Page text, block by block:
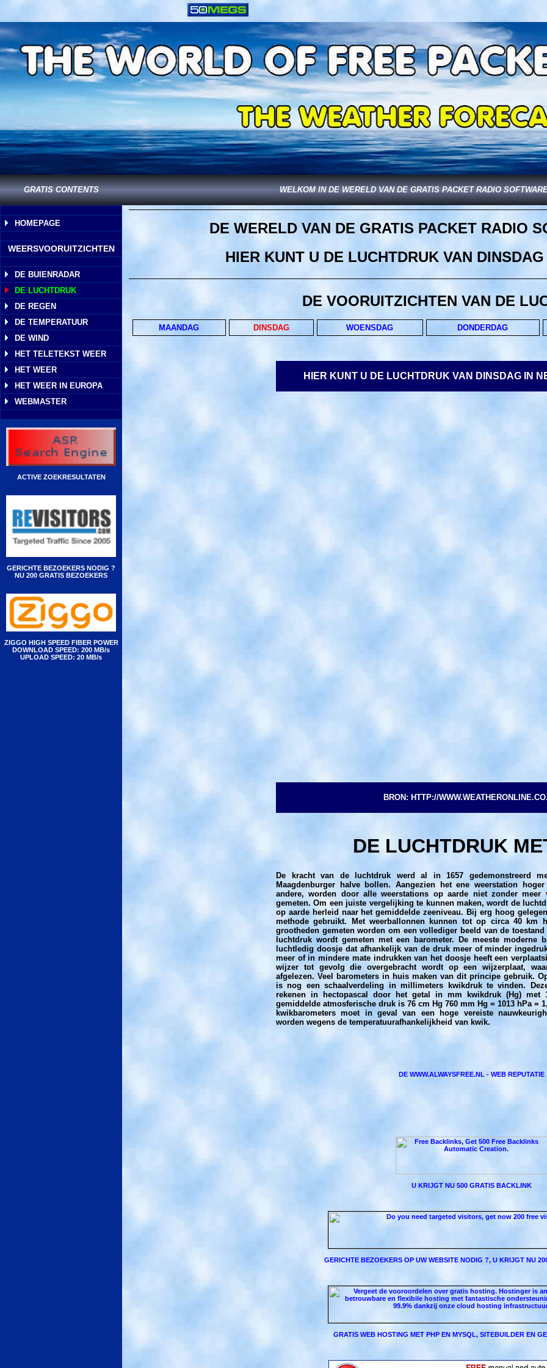
GRATIS CONTENTS WELKOM IN DE WERELD VAN DE GRATIS PACKET RADIO
HOMEPAGE
WEERSVOORUITZICHTEN
DE BUIENRADAR
DE LUCHTDRUK
DE REGEN
DE TEMPERATUUR
DE WIND
HET TELETEKST WEER
HET WEER
HET WEER IN EUROPA
WEBMASTER
ACTIVE ZOEKRESULTATEN
GERICHTE BEZOEKERS NODIG ?
NU 200 GRATIS BEZOEKERS
ZIGGO HIGH SPEED FIBER POWER
DOWNLOAD SPEED: 200 MB/s
UPLOAD SPEED: 20 MB/s
DE WERELD VAN DE GRATIS PACKET RADIO
HIER KUNT U DE LUCHTDRUK VAN
DE VOORUITZICHTEN VAN DE
MAANDAG DINSDAG WOENSDAG DONDERDAG
HIER KUNT U DE LUCHTDRUK VAN DINSDAG IN
BRON: HTTP://
DE LUCHTDRUK
De kracht van de luchtdruk werd al in 1657 gedemonstreerd
Maagdenburger halve bollen. Aangezien het ene weerstation
andere, worden door alle weerstations op aarde niet zonder meer
gemeten. Om een juiste vergelijking te kunnen maken, wordt de
op aarde herleid naar het gemiddelde zeeniveau. Bij erg hoog
methode gebruikt. Met weerballonnen kunnen tot op circa 40 km
grootheden gemeten worden om een vollediger beeld van de
luchtdruk wordt gemeten met een barometer. De meeste moderne
luchtledig doosje dat afhankelijk van de druk meer of minder
meer of in mindere mate indrukken van het doosje heeft een
wijzer tot gevolg die overgebracht wordt op een wijzerplaat,
afgelezen. Veel barometers in huis maken van dit principe gebruik.
is nog een schaalverdeling in millimeters kwikdruk te vinden.
rekenen in hectopascal door het getal in mm kwikdruk (Hg) met
gemiddelde atmosferische druk is 76 cm Hg 760 mm Hg = 1013 hPa =
kwikbarometers moet in geval van een hoge vereiste
worden wegens de temperatuurafhankelijkheid van kwik.
DE WWW.ALWAYSFREE.NL - WEB REPUTATIE
U KRIJGT NU 500 GRATIS BACKLINK
GERICHTE BEZOEKERS OP UW WEBSITE NODIG ?, U KRIJGT NU
GRATIS WEB HOSTING MET PHP EN MYSQL, SITEBUILDER EN